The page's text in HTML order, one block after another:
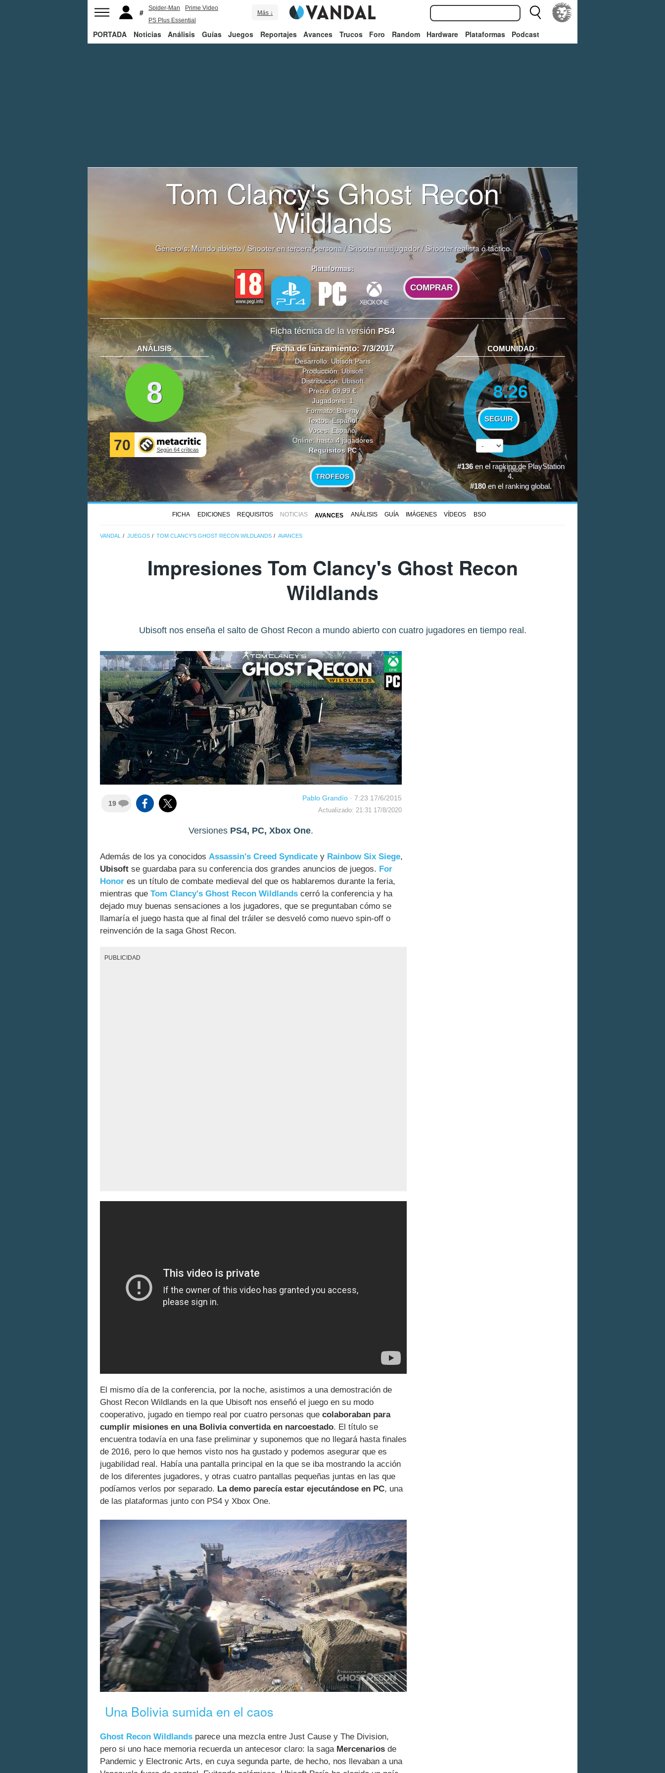
Spider-Man
Prime Video
PS Plus Essential
George R.R. Martin
Más ↓
PORTADA Noticias Análisis Guías Juegos Reportajes Avances Trucos Foro Random Hardware Plataformas Podcast
Tom Clancy's Ghost Recon
Wildlands
Género/s:Mundo abierto/Shooter en tercera persona/Shooter multijugador/Shooter realista ó táctico
Plataformas:
COMPRAR
Ficha técnica de la versión PS4
ANÁLISIS
8
70 Según 64 críticas
Fecha de lanzamiento: 7/3/2017
Desarrollo: Ubisoft Paris
Producción:Ubisoft
Distribución: Ubisoft
Precio: 69,99 €
Jugadores: 1
Formato: Blu-ray
Textos: Español
Voces: Español
Online: hasta 4 jugadores
Requisitos PC
TROFEOS
COMUNIDAD
8.26
SEGUIR
67votos
#136en el ranking de PlayStation
4.
#180en el ranking global.
FICHA EDICIONES REQUISITOS NOTICIAS AVANCES ANÁLISIS GUÍA IMÁGENES VÍDEOS BSO
VANDAL JUEGOS TOM CLANCY'S GHOST RECON WILDLANDS AVANCES
Impresiones Tom Clancy's Ghost Recon
Wildlands
Ubisoft nos enseña el salto de Ghost Recon a mundo abierto con cuatro jugadores en tiempo real.
19
Pablo Grandío · 7:23 17/6/2015
Actualizado: 21:31 17/8/2020
Versiones PS4, PC, Xbox One.
Además de los ya conocidos Assassin's Creed Syndicate y Rainbow Six Siege,
Ubisoft se guardaba para su conferencia dos grandes anuncios de juegos. For
Honor es un título de combate medieval del que os hablaremos durante la feria,
mientras que Tom Clancy's Ghost Recon Wildlands cerró la conferencia y ha
dejado muy buenas sensaciones a los jugadores, que se preguntaban cómo se
llamaría el juego hasta que al final del tráiler se desveló como nuevo spin-off o
reinvención de la saga Ghost Recon.
PUBLICIDAD
El mismo día de la conferencia, por la noche, asistimos a una demostración de
Ghost Recon Wildlands en la que Ubisoft nos enseñó el juego en su modo
cooperativo, jugado en tiempo real por cuatro personas que colaboraban para
cumplir misiones en una Bolivia convertida en narcoestado. El título se
encuentra todavía en una fase preliminar y suponemos que no llegará hasta finales
de 2016, pero lo que hemos visto nos ha gustado y podemos asegurar que es
jugabilidad real. Había una pantalla principal en la que se iba mostrando la acción
de los diferentes jugadores, y otras cuatro pantallas pequeñas juntas en las que
podíamos verlos por separado. La demo parecía estar ejecutándose en PC, una
de las plataformas junto con PS4 y Xbox One.
Una Bolivia sumida en el caos
Ghost Recon Wildlands parece una mezcla entre Just Cause y The Division,
pero si uno hace memoria recuerda un antecesor claro: la saga Mercenarios de
Pandemic y Electronic Arts, en cuya segunda parte, de hecho, nos llevaban a una